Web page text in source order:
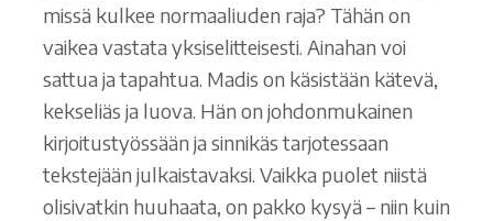
missä kulkee normaaliuden raja? Tähän on
vaikea vastata yksiselitteisesti. Ainahan voi
sattua ja tapahtua. Madis on käsistään kätevä,
kekseliäs ja luova. Hän on johdonmukainen
kirjoitustyössään ja sinnikäs tarjotessaan
tekstejään julkaistavaksi. Vaikka puolet niistä
olisivatkin huuhaata, on pakko kysyä – niin kuin